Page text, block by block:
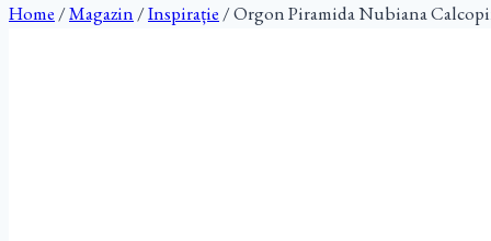
Home /Magazin /Inspirație /Orgon Piramida Nubiana